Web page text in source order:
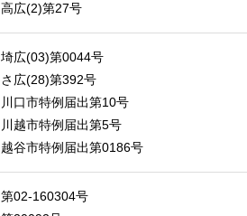
高広(2)第27号
埼広(03)第0044号
さ広(28)第392号
川口市特例届出第10号
川越市特例届出第5号
越谷市特例届出第0186号
第02-160304号